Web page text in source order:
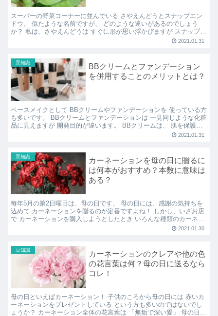
スーパーの野菜コーナーに並んでいる さやえんどうとスナップエン
ドウ。 似たような名前ですが、 どのような違いがあるのでしょう
か？ 私は、さやえんどうは すぐに形が思い浮かびますが スナップエ
2021.01.31
豆知識
BBクリームとファンデーション
を併用することのメリットとは？
ベースメイクとして BBクリームやファンデーションを 使っている方
も多いです。 BBクリームとファンデーションは 一見同じような化粧
品に見えますが 開発目的が違います。 BBクリームは、 肌を保護す
2021.01.31
豆知識
カーネーションを母の日に贈るに
は何本がおすすめ？本数に意味は
ある？
毎年5月の第2日曜日は、母の日です。 母の日には、感謝の気持ちを
込めて カーネーションを贈るのが定番ですよね！ しかし、いざお店
で カーネーションを購入しようとしたとき いろんな種類のカーネー
2021.01.30
豆知識
カーネーションのクレアや他の色
の花言葉は何？母の日に送るなら
コレ！
母の日といえばカーネーション！ 子供のころから母の日には 赤いカ
ーネーションをプレゼントしている という方も多いのではないでし
ょうか？ カーネーション全体の花言葉は 「無垢で深い愛」 母の日に